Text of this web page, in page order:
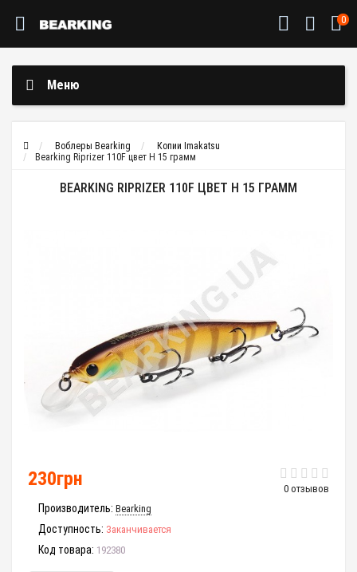
0
Меню
Воблеры Bearking
Копии Imakatsu
Bearking Riprizer 110F цвет H 15 грамм
BEARKING RIPRIZER 110F ЦВЕТ H 15 ГРАММ
0 отзывов
230грн
Производитель: Bearking
Доступность: Заканчивается
Код товара: 192380